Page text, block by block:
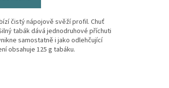
čistý nápojově svěží profil. Chuť
tabák dává jednodruhové příchuti
samostatně i jako odlehčující
obsahuje 125 g tabáku.